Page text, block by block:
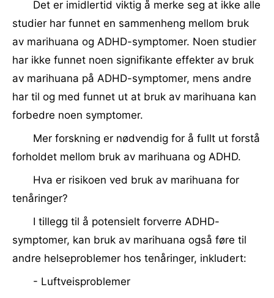
Det er imidlertid viktig å merke seg at ikke alle
studier har funnet en sammenheng mellom bruk
av marihuana og ADHD-symptomer. Noen studier
har ikke funnet noen signifikante effekter av bruk
av marihuana på ADHD-symptomer, mens andre
har til og med funnet ut at bruk av marihuana kan
forbedre noen symptomer.
Mer forskning er nødvendig for å fullt ut forstå
forholdet mellom bruk av marihuana og ADHD.
Hva er risikoen ved bruk av marihuana for
tenåringer?
I tillegg til å potensielt forverre ADHD-
symptomer, kan bruk av marihuana også føre til
andre helseproblemer hos tenåringer, inkludert:
- Luftveisproblemer